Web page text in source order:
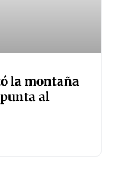
la montaña
al